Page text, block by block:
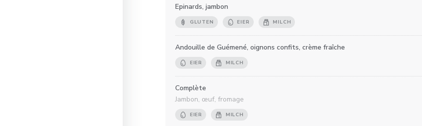
Epinards, jambon
GLUTEN EIER MILCH
Andouille de Guémené, oignons confits, crème fraîche
EIER MILCH
Complète
Jambon, œuf, fromage
EIER MILCH